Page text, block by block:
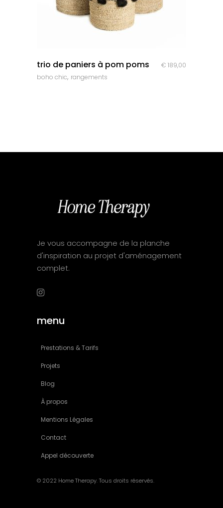
trio de paniers à pom poms € 189,00
boho chic, rangements
Je vous accompagne de la planche
d'inspiration au projet d'aménagement
complet.
menu
Prestations & Tarifs
Projets
Blog
À propos
Mentions Légales
Contact
Appel découverte
© 2022 Home Therapy. Tous droits réservés.